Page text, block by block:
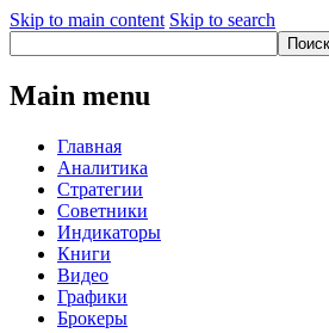
Skip to main content Skip to search
Main menu
Главная
Аналитика
Стратегии
Советники
Индикаторы
Книги
Видео
Графики
Брокеры